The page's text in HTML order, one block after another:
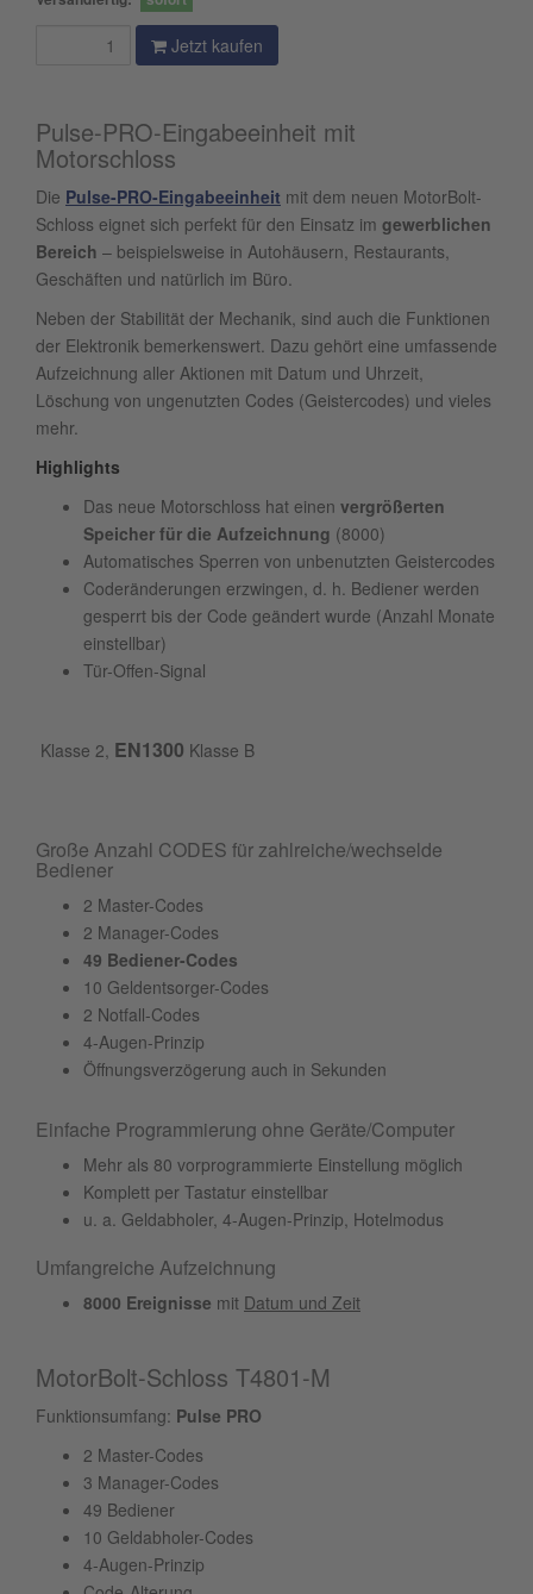
Jetzt kaufen
Pulse-PRO-Eingabeeinheit mit
Motorschloss
Die Pulse-PRO-Eingabeeinheit mit dem neuen MotorBolt-
Schloss eignet sich perfekt für den Einsatz im gewerblichen
Bereich – beispielsweise in Autohäusern, Restaurants,
Geschäften und natürlich im Büro.
Neben der Stabilität der Mechanik, sind auch die Funktionen
der Elektronik bemerkenswert. Dazu gehört eine umfassende
Aufzeichnung aller Aktionen mit Datum und Uhrzeit,
Löschung von ungenutzten Codes (Geistercodes) und vieles
mehr.
Highlights
Das neue Motorschloss hat einen vergrößerten
Speicher für die Aufzeichnung (8000)
Automatisches Sperren von unbenutzten Geistercodes
Coderänderungen erzwingen, d. h. Bediener werden
gesperrt bis der Code geändert wurde (Anzahl Monate
einstellbar)
Tür-Offen-Signal
Klasse 2, EN1300 Klasse B
Große Anzahl CODES für zahlreiche/wechselde
Bediener
2 Master-Codes
2 Manager-Codes
49 Bediener-Codes
10 Geldentsorger-Codes
2 Notfall-Codes
4-Augen-Prinzip
Öffnungsverzögerung auch in Sekunden
Einfache Programmierung ohne Geräte/Computer
Mehr als 80 vorprogrammierte Einstellung möglich
Komplett per Tastatur einstellbar
u. a. Geldabholer, 4-Augen-Prinzip, Hotelmodus
Umfangreiche Aufzeichnung
8000 Ereignisse mit Datum und Zeit
MotorBolt-Schloss T4801-M
Funktionsumfang: Pulse PRO
2 Master-Codes
3 Manager-Codes
49 Bediener
10 Geldabholer-Codes
4-Augen-Prinzip